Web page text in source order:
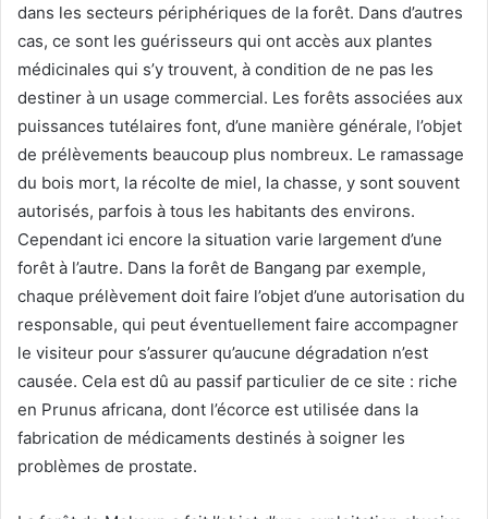
dans les secteurs périphériques de la forêt. Dans d’autres
cas, ce sont les guérisseurs qui ont accès aux plantes
médicinales qui s’y trouvent, à condition de ne pas les
destiner à un usage commercial. Les forêts associées aux
puissances tutélaires font, d’une manière générale, l’objet
de prélèvements beaucoup plus nombreux. Le ramassage
du bois mort, la récolte de miel, la chasse, y sont souvent
autorisés, parfois à tous les habitants des environs.
Cependant ici encore la situation varie largement d’une
forêt à l’autre. Dans la forêt de Bangang par exemple,
chaque prélèvement doit faire l’objet d’une autorisation du
responsable, qui peut éventuellement faire accompagner
le visiteur pour s’assurer qu’aucune dégradation n’est
causée. Cela est dû au passif particulier de ce site : riche
en Prunus africana, dont l’écorce est utilisée dans la
fabrication de médicaments destinés à soigner les
problèmes de prostate.